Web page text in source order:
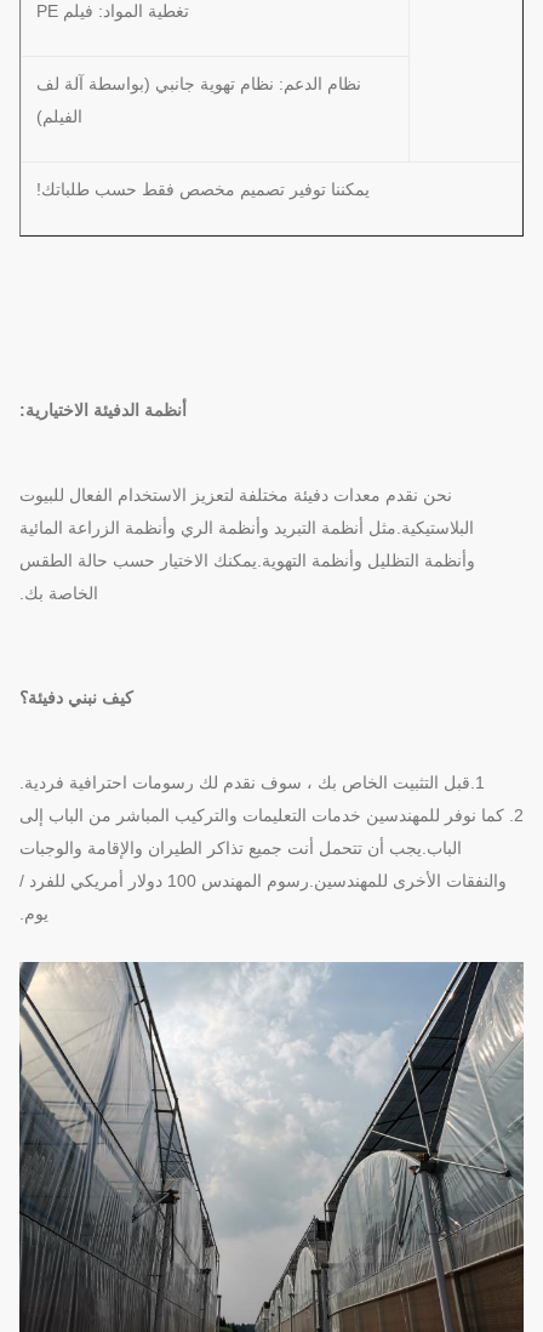
تغطية المواد: فيلم PE
نظام الدعم: نظام تهوية جانبي (بواسطة آلة لف
الفيلم)
يمكننا توفير تصميم مخصص فقط حسب طلباتك!
أنظمة الدفيئة الاختيارية:
نحن نقدم معدات دفيئة مختلفة لتعزيز الاستخدام الفعال للبيوت
البلاستيكية.مثل أنظمة التبريد وأنظمة الري وأنظمة الزراعة المائية
وأنظمة التظليل وأنظمة التهوية.يمكنك الاختيار حسب حالة الطقس
الخاصة بك.
كيف نبني دفيئة؟
1.قبل التثبيت الخاص بك ، سوف نقدم لك رسومات احترافية فردية.
2. كما نوفر للمهندسين خدمات التعليمات والتركيب المباشر من الباب إلى
الباب.يجب أن تتحمل أنت جميع تذاكر الطيران والإقامة والوجبات
والنفقات الأخرى للمهندسين.رسوم المهندس 100 دولار أمريكي للفرد /
يوم.